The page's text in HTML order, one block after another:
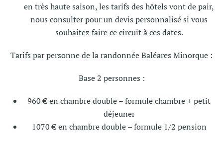
en très haute saison, les tarifs des hôtels vont de pair,
nous consulter pour un devis personnalisé si vous
souhaitez faire ce circuit à ces dates.
Tarifs par personne de la randonnée Baléares Minorque :
Base 2 personnes :
960 € en chambre double – formule chambre + petit
déjeuner
1070 € en chambre double – formule 1/2 pension